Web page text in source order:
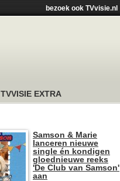
bezoek ook TVvisie.nl
TVVISIE EXTRA
Samson & Marie
lanceren nieuwe
single én kondigen
gloednieuwe reeks
'De Club van Samson'
aan